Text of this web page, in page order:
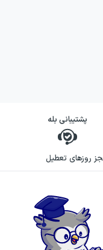
پشتیبانی بله